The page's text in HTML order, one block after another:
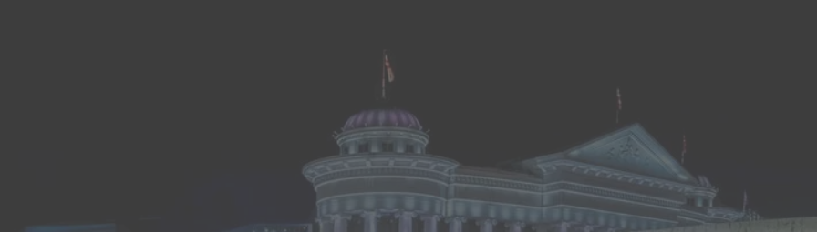
Помагање и почитување на правата на сите граѓани
национално самосознание и спротивставување на
говор на омраза, нетолеранција, шовинизам,